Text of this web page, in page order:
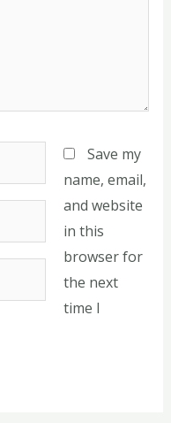
Save my
name, email,
and website
in this
browser for
the next
time I